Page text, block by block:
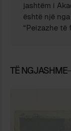
jashtëm i
është një
“Peizazhe të
TË NGJASHME